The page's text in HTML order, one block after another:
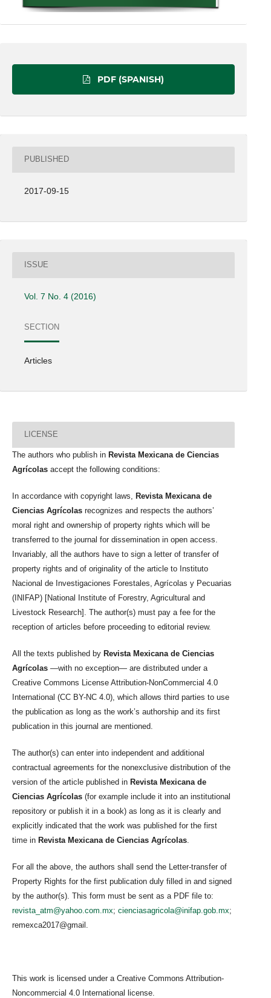
PDF (SPANISH)
PUBLISHED
2017-09-15
ISSUE
Vol. 7 No. 4 (2016)
SECTION
Articles
LICENSE
The authors who publish in Revista Mexicana de Ciencias
Agrícolas accept the following conditions:
In accordance with copyright laws,
Revista Mexicana de
Ciencias Agrícolas recognizes and respects the authors’
moral right and ownership of property rights which will be
transferred to the journal for dissemination in open access.
Invariably, all the authors have to sign a letter of transfer of
property rights and of originality of the article to Instituto
Nacional de Investigaciones Forestales, Agrícolas y Pecuarias
(INIFAP) [National Institute of Forestry, Agricultural and
Livestock Research]. The author(s) must pay a fee for the
reception of articles before proceeding to editorial review.
All the texts published by Revista Mexicana de Ciencias
Agrícolas —with no exception— are distributed under a
Creative Commons License Attribution-NonCommercial 4.0
International (CC BY-NC 4.0), which allows third parties to use
the publication as long as the work’s authorship and its first
publication in this journal are mentioned.
The author(s) can enter into independent and additional
contractual agreements for the nonexclusive distribution of the
version of the article published in Revista Mexicana de
Ciencias Agrícolas (for example include it into an institutional
repository or publish it in a book) as long as it is clearly and
explicitly indicated that the work was published for the first
time in Revista Mexicana de Ciencias Agrícolas
For all the above, the authors shall send the Letter-transfer of
Property Rights for the first publication duly filled in and signed
by the author(s). This form must be sent as a PDF file to:
revista_atm@yahoo.com.mx; cienciasagricola@inifap.gob.mx;
remexca2017@gmail.
This work is licensed under a Creative Commons Attribution-
Noncommercial 4.0 International license.